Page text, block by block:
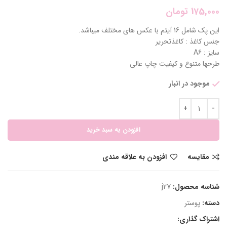
175,000 تومان
این پک شامل 16 آیتم با عکس های مختلف میباشد.
جنس کاغذ : کاغذتحریر
سایز : A6
طرحها متنوع و کیفیت چاپ عالی
موجود در انبار
افزودن به سبد خرید
مقایسه افزودن به علاقه مندی
شناسه محصول: j27
دسته: پوستر
اشتراک گذاری: